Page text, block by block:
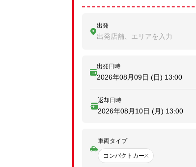
出発
出発店舗、エリアを入力
出発日時
2026年08月09日 (日) 13:00
返却日時
2026年08月10日 (月) 13:00
車両タイプ
コンパクトカー